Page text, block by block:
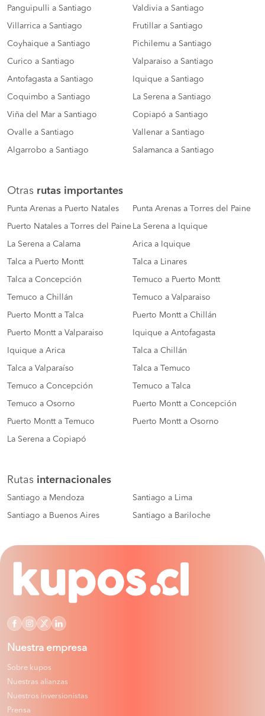
Panguipulli a Santiago Valdivia a Santiago
Villarrica a Santiago Frutillar a Santiago
Coyhaique a Santiago Pichilemu a Santiago
Curico a Santiago Valparaiso a Santiago
Antofagasta a Santiago Iquique a Santiago
Coquimbo a Santiago La Serena a Santiago
Viña del Mar a Santiago Copiapó a Santiago
Ovalle a Santiago Vallenar a Santiago
Algarrobo a Santiago Salamanca a Santiago
Otras rutas importantes
Punta Arenas a Puerto Natales Punta Arenas a Torres del Paine
Puerto Natales a Torres del Paine La Serena a Iquique
La Serena a Calama Arica a Iquique
Talca a Puerto Montt Talca a Linares
Talca a Concepción Temuco a Puerto Montt
Temuco a Chillán Temuco a Valparaiso
Puerto Montt a Talca Puerto Montt a Chillán
Puerto Montt a Valparaiso Iquique a Antofagasta
Iquique a Arica Talca a Chillán
Talca a Valparaíso Talca a Temuco
Temuco a Concepción Temuco a Talca
Temuco a Osorno Puerto Montt a Concepción
Puerto Montt a Temuco Puerto Montt a Osorno
La Serena a Copiapó
Rutas internacionales
Santiago a Mendoza Santiago a Lima
Santiago a Buenos Aires Santiago a Bariloche
Nuestra empresa
Sobre kupos
Nuestras alianzas
Nuestros inversionistas
Prensa